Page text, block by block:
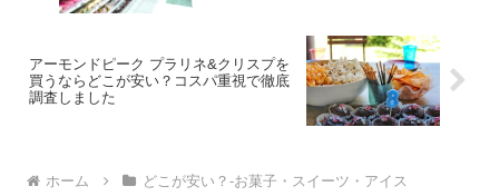
アーモンドピーク プラリネ&クリスプを
買うならどこが安い？コスパ重視で徹底
調査しました
ホーム どこが安い？-お菓子・スイーツ・アイス